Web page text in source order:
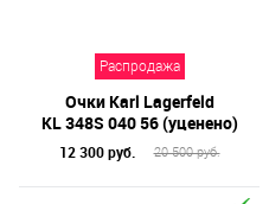
Материал линз
Форма оправы
Тип оправы
Распродажа
Очки Karl Lagerfeld
KL 348S 040 56 (уценено)
12 300 руб. 20 500 руб.